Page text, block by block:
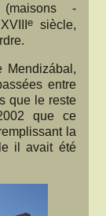
(maisons -
e siècle,
Mendizábal,
entre
que le reste
que ce
la
il avait été